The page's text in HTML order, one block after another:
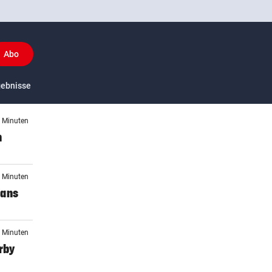
Abo
US-Sport
Minuten
Minuten
Minuten